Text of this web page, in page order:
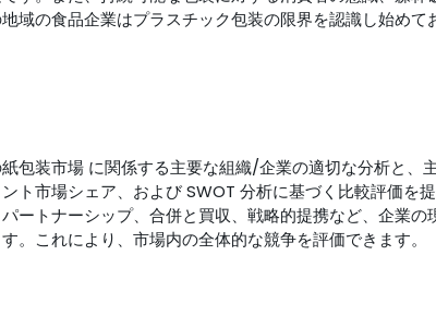
域の食品企業はプラスチック包装の限界を認識し始め
包装市場 に関係する主要な組織/企業の適切な分析と、
ト市場シェア、および SWOT 分析に基づく比較評価を
ートナーシップ、合併と買収、戦略的提携など、企業
。これにより、市場内の全体的な競争を評価できます。